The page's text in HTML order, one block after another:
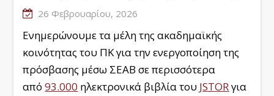
26 Φεβρουαρίου, 2026
Ενημερώνουμε τα μέλη της ακαδημαϊκής
κοινότητας του ΠΚ για την ενεργοποίηση της
πρόσβασης μέσω ΣΕΑΒ σε περισσότερα
από93.000 ηλεκτρονικά βιβλία του JSTORγια